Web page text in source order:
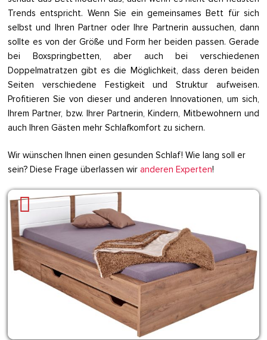
Trends entspricht. Wenn Sie ein gemeinsames Bett für sich
selbst und Ihren Partner oder Ihre Partnerin aussuchen, dann
sollte es von der Größe und Form her beiden passen. Gerade
bei Boxspringbetten, aber auch bei verschiedenen
Doppelmatratzen gibt es die Möglichkeit, dass deren beiden
Seiten verschiedene Festigkeit und Struktur aufweisen.
Profitieren Sie von dieser und anderen Innovationen, um sich,
Ihrem Partner, bzw. Ihrer Partnerin, Kindern, Mitbewohnern und
auch Ihren Gästen mehr Schlafkomfort zu sichern.
Wir wünschen Ihnen einen gesunden Schlaf! Wie lang soll er
sein? Diese Frage überlassen wir anderen Experten!